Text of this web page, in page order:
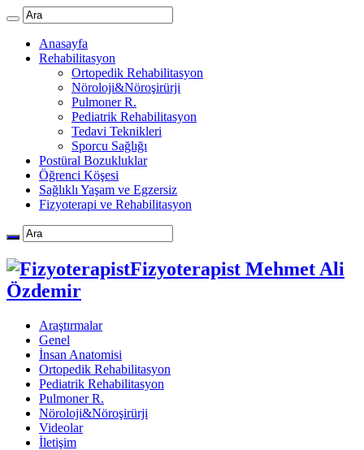
Anasayfa
Rehabilitasyon
Ortopedik Rehabilitasyon
Nöroloji&Nöroşirürji
Pulmoner R.
Pediatrik Rehabilitasyon
Tedavi Teknikleri
Sporcu Sağlığı
Postüral Bozukluklar
Öğrenci Köşesi
Sağlıklı Yaşam ve Egzersiz
Fizyoterapi ve Rehabilitasyon
Fizyoterapist Mehmet Ali
Özdemir
Araştırmalar
Genel
İnsan Anatomisi
Ortopedik Rehabilitasyon
Pediatrik Rehabilitasyon
Pulmoner R.
Nöroloji&Nöroşirürji
Videolar
İletişim